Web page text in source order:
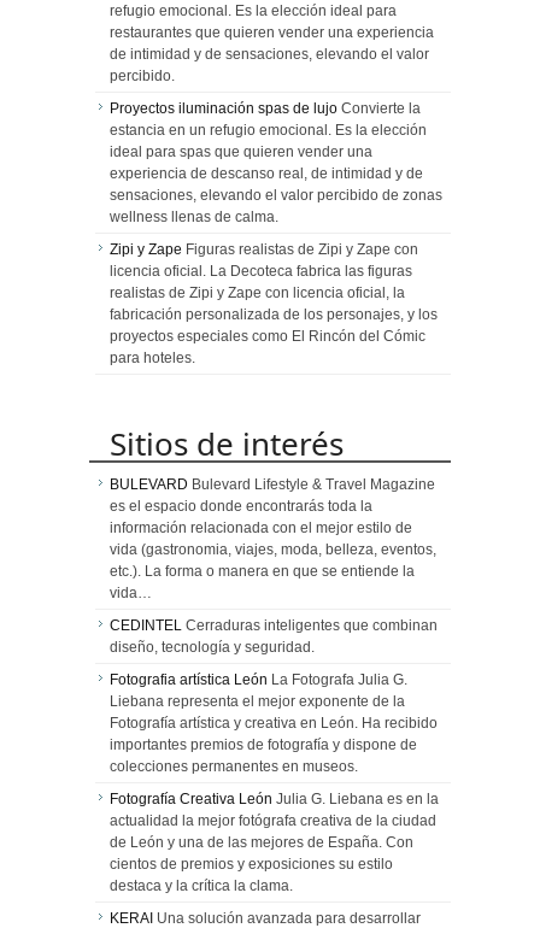
refugio emocional. Es la elección ideal para
restaurantes que quieren vender una experiencia
de intimidad y de sensaciones, elevando el valor
percibido.
Proyectos iluminación spas de lujo Convierte la
estancia en un refugio emocional. Es la elección
ideal para spas que quieren vender una
experiencia de descanso real, de intimidad y de
sensaciones, elevando el valor percibido de zonas
wellness llenas de calma.
Zipi y Zape Figuras realistas de Zipi y Zape con
licencia oficial. La Decoteca fabrica las figuras
realistas de Zipi y Zape con licencia oficial, la
fabricación personalizada de los personajes, y los
proyectos especiales como El Rincón del Cómic
para hoteles.
Sitios de interés
BULEVARD Bulevard Lifestyle & Travel Magazine
es el espacio donde encontrarás toda la
información relacionada con el mejor estilo de
vida (gastronomia, viajes, moda, belleza, eventos,
etc.). La forma o manera en que se entiende la
vida…
CEDINTEL Cerraduras inteligentes que combinan
diseño, tecnología y seguridad.
Fotografia artística León La Fotografa Julia G.
Liebana representa el mejor exponente de la
Fotografía artística y creativa en León. Ha recibido
importantes premios de fotografía y dispone de
colecciones permanentes en museos.
Fotografía Creativa León Julia G. Liebana es en la
actualidad la mejor fotógrafa creativa de la ciudad
de León y una de las mejores de España. Con
cientos de premios y exposiciones su estilo
destaca y la crítica la clama.
KERAI Una solución avanzada para desarrollar